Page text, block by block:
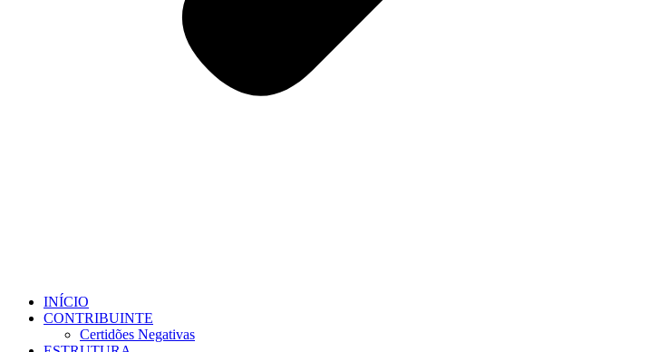
INÍCIO
CONTRIBUINTE
Certidões Negativas